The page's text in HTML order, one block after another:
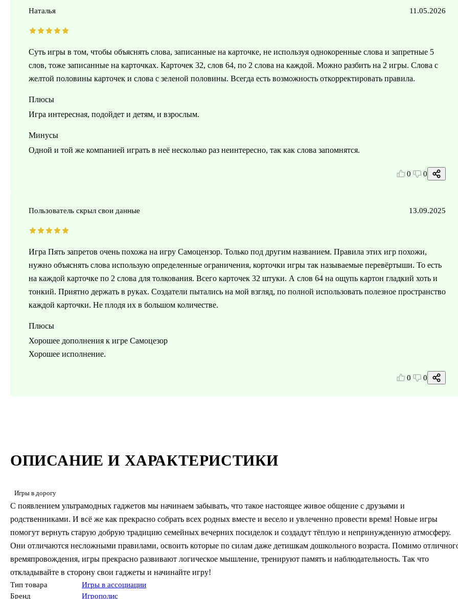
ОПИСАНИЕ И ХАРАКТЕРИСТИКИ
Игры в дорогу
С появлением ультрамодных гаджетов мы начинаем забывать, что такое настоящее живое общение с друзьями и
родственниками. И всё же как прекрасно собрать всех родных вместе и весело и увлеченно провести время! Новые игры
помогут вернуть старую добрую традицию семейных вечерних посиделок и создадут тёплую и непринужденную атмосферу.
Они отличаются несложными правилами, освоить которые по силам даже детишкам дошкольного возраста. Помимо
времяпровождения, игры прекрасно развивают логическое мышление, тренируют память и наблюдательность. Так что
откладывайте в сторону свои гаджеты и начинайте игру!
Тип товара
Игры в ассоциации
Бренд
Игрополис
Наталья 11.05.2026
Суть игры в том, чтобы объяснять слова, записанные на карточке, не используя однокоренные слова и запретные 5
слов, тоже записанные на карточках. Карточек 32, слов 64, по 2 слова на каждой. Можно разбить на 2 игры. Слова с
желтой половины карточек и слова с зеленой половины. Всегда есть возможность откорректировать правила.
Плюсы
Игра интересная, подойдет и детям, и взрослым.
Минусы
Одной и той же компанией играть в неё несколько раз неинтересно, так как слова запомнятся.
0 0
Пользователь скрыл свои данные 13.09.2025
Игра Пять запретов очень похожа на игру Самоцензор. Только под другим названием. Правила этих игр похожи,
нужно объяснять слова использую определенные ограничения, корточки игры так называемые перевёртыши. То есть
на каждой карточке по 2 слова для толкования. Всего карточек 32 штуки. А слов 64 на ощупь картон гладкий хоть и
тонкий. Приятно держать в руках. Создатели пытались на мой взгляд, по полной использовать полезное пространство
каждой карточки. Не плодя их в большом количестве.
Плюсы
Хорошее дополнения к игре Самоцезор
Хорошее исполнение.
0 0